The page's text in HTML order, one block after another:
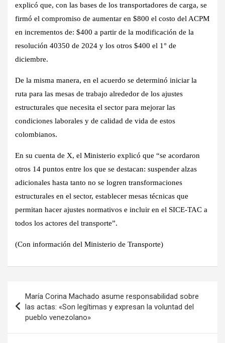
explicó que, con las bases de los transportadores de carga, se
firmó el compromiso de aumentar en $800 el costo del ACPM
en incrementos de: $400 a partir de la modificación de la
resolución 40350 de 2024 y los otros $400 el 1° de
diciembre.
De la misma manera, en el acuerdo se determinó iniciar la
ruta para las mesas de trabajo alrededor de los ajustes
estructurales que necesita el sector para mejorar las
condiciones laborales y de calidad de vida de estos
colombianos.
En su cuenta de X, el Ministerio explicó que “se acordaron
otros 14 puntos entre los que se destacan: suspender alzas
adicionales hasta tanto no se logren transformaciones
estructurales en el sector, establecer mesas técnicas que
permitan hacer ajustes normativos e incluir en el SICE-TAC a
todos los actores del transporte”.
(Con información del Ministerio de Transporte)
de
entradas
María Corina Machado asume responsabilidad sobre
las actas: «Son legítimas y expresan la voluntad del
pueblo venezolano»